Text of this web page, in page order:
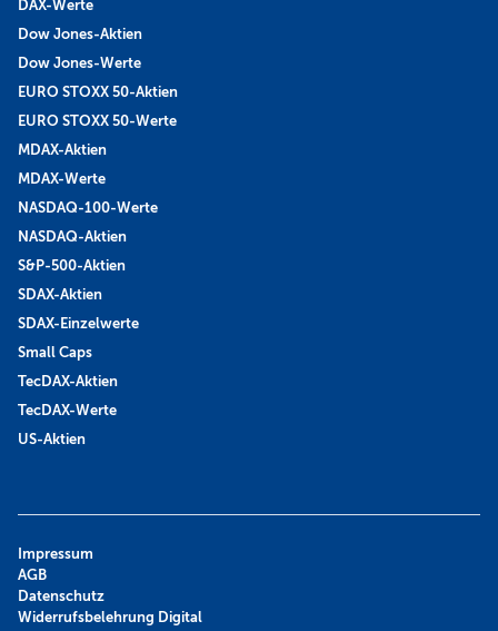
DAX-Werte
Dow Jones-Aktien
Dow Jones-Werte
EURO STOXX 50-Aktien
EURO STOXX 50-Werte
MDAX-Aktien
MDAX-Werte
NASDAQ-100-Werte
NASDAQ-Aktien
S&P-500-Aktien
SDAX-Aktien
SDAX-Einzelwerte
Small Caps
TecDAX-Aktien
TecDAX-Werte
US-Aktien
Impressum
AGB
Datenschutz
Widerrufsbelehrung Digital